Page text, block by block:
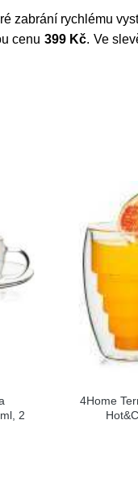
zabrání rychlému
cenu 399 Kč. Ve
2
4Home